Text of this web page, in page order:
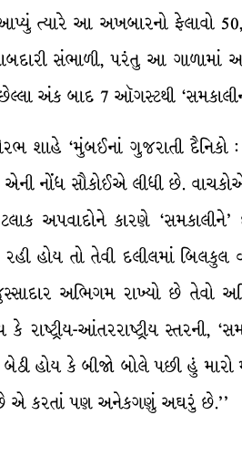
ત્યારે આ અખબારનો ફેલાવો
સંભાળી, પરંતુ આ ગાળામાં
અંક બાદ 7 ઑગસ્ટથી
શાહે ‘મુંબઈનાં ગુજરાતી દૈનિકો
નોંધ સૌકોઈએ લીધી છે.
અપવાદોને કારણે ‘સમકાલીને’
રહી હોય તો તેવી દલીલમાં
જુસ્સાદાર અભિગમ રાખ્યો છે
આંતરરાષ્ટ્રીય સ્તરની,
બેઠી હોય કે બીજો બોલે પછી હું
છે એ કરતાં પણ અનેકગણું અઘરું છે.’’